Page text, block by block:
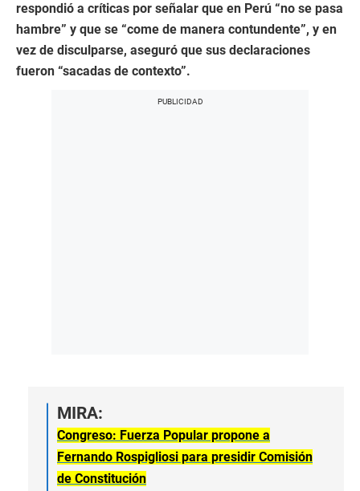
respondió a críticas por señalar que en Perú “no se pasa
hambre” y que se “come de manera contundente”, y en
vez de disculparse, aseguró que sus declaraciones
fueron “sacadas de contexto”.
MIRA:
Congreso: Fuerza Popular propone a
Fernando Rospigliosi para presidir Comisión
de Constitución